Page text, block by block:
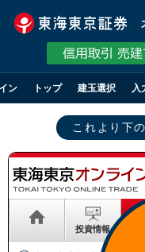
ン トップ 建玉選択 入
これより下
投資情報